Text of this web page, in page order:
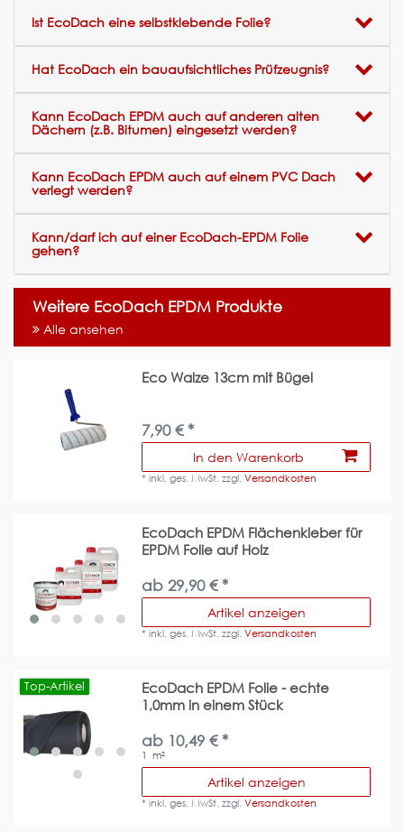
Ist EcoDach eine selbstklebende Folie?
Hat EcoDach ein bauaufsichtliches Prüfzeugnis?
Kann EcoDach EPDM auch auf anderen alten
Dächern (z.B. Bitumen) eingesetzt werden?
Kann EcoDach EPDM auch auf einem PVC Dach
verlegt werden?
Kann/darf ich auf einer EcoDach-EPDM Folie
gehen?
Weitere EcoDach EPDM Produkte
Alle ansehen
Eco Walze 13cm mit Bügel
7,90 € *
In den Warenkorb
*inkl. ges. MwSt.zzgl.Versandkosten
EcoDach EPDM Flächenkleber für
EPDM Folie auf Holz
ab 29,90 € *
Artikel anzeigen
*inkl. ges. MwSt.zzgl.Versandkosten
Top-Artikel
EcoDach EPDM Folie - echte
1,0mm in einem Stück
ab 10,49 € *
1 m²
Artikel anzeigen
*inkl. ges. MwSt.zzgl.Versandkosten